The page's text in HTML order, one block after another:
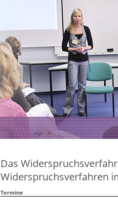
Das
Widerspruchsverfahren
Termine